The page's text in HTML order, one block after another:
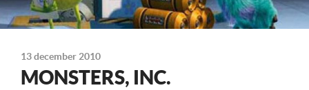
Buena Vista
Te zien
13 december 2010
MONSTERS, INC.